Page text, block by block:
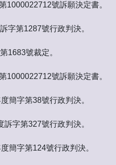
1000022712號訴願決定書。
字第1287號行政判決。
1683號裁定。
1000022712號訴願決定書。
簡字第38號行政判決。
字第327號行政判決。
簡字第124號行政判決。